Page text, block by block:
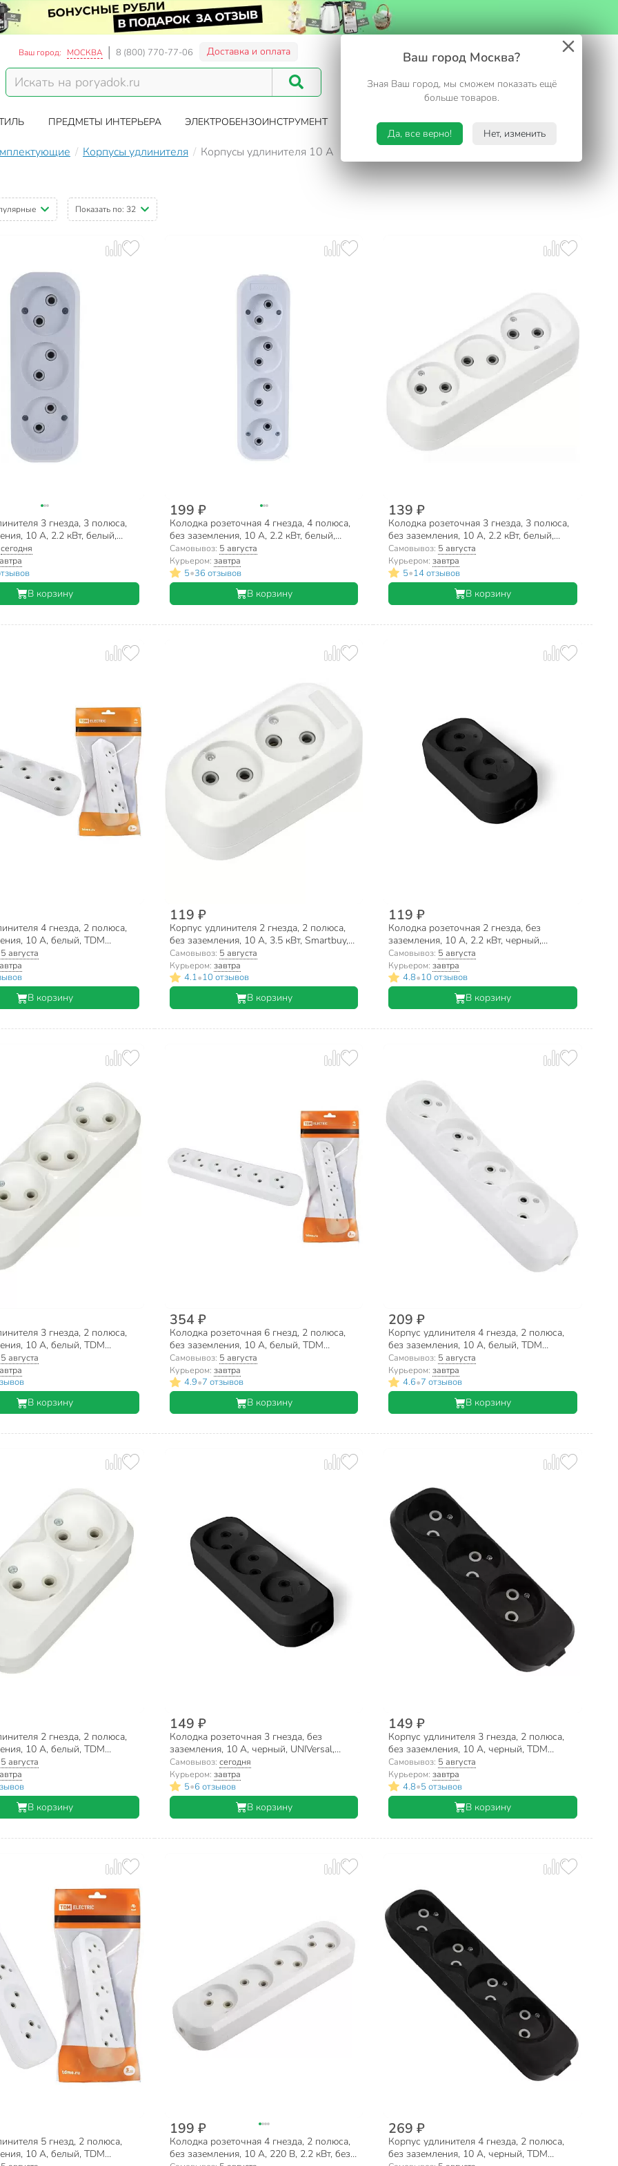
Ваш город Москва?
Зная Ваш город, мы сможем показать ещё
больше товаров.
Да, все верно! Нет, изменить
Ваш город: МОСКВА 8 (800) 770-77-06 Доставка и оплата
Корзина
ПРЕДМЕТЫ ИНТЕРЬЕРА ЭЛЕКТРОБЕНЗОИНСТРУМЕНТ САД И ОГОРОД ТУРИЗМ. ОТДЫХ НА ДАЧЕ
Корпусы удлинителя Корпусы удлинителя 10 А
Показать по: 32
3 гнезда, 3 полюса,
10 А, 2.2 кВт, белый,
сегодня
В корзину
199 ₽
Колодка розеточная 4 гнезда, 4 полюса,
без заземления, 10 А, 2.2 кВт, белый,
UNIVersal, E204
Самовывоз: 5 августа
Курьером: завтра
5•36 отзывов
В корзину
139 ₽
Колодка розеточная 3 гнезда, 3 полюса,
без заземления, 10 А, 2.2 кВт, белый,
Smartbuy, SBE-10-3-00-N
Самовывоз: 5 августа
Курьером:завтра
5•14 отзывов
В корзину
4 гнезда, 2 полюса,
10 А, белый, TDM
0011
5 августа
В корзину
119 ₽
Корпус удлинителя 2 гнезда, 2 полюса,
без заземления, 10 А, 3.5 кВт, Smartbuy,
SBE-10-2-00-N
Самовывоз: 5 августа
Курьером: завтра
4.1•10 отзывов
В корзину
119 ₽
Колодка розеточная 2 гнезда, без
заземления, 10 А, 2.2 кВт, черный,
UNIVersal, 1301
Самовывоз: 5 августа
Курьером:завтра
4.8•10 отзывов
В корзину
3 гнезда, 2 полюса,
10 А, белый, TDM
SQ1806-0416
5 августа
В корзину
354 ₽
Колодка розеточная 6 гнезд, 2 полюса,
без заземления, 10 А, белый, TDM
Electric, SQ1806-0038
Самовывоз: 5 августа
Курьером: завтра
4.9•7 отзывов
В корзину
209 ₽
Корпус удлинителя 4 гнезда, 2 полюса,
без заземления, 10 А, белый, TDM
Electric, Народная, SQ1806-0419
Самовывоз: 5 августа
Курьером:завтра
4.6•7 отзывов
В корзину
2 гнезда, 2 полюса,
10 А, белый, TDM
SQ1806-0413
5 августа
В корзину
149 ₽
Колодка розеточная 3 гнезда, без
заземления, 10 А, черный, UNIVersal,
1305
Самовывоз: сегодня
Курьером: завтра
5•6 отзывов
В корзину
149 ₽
Корпус удлинителя 3 гнезда, 2 полюса,
без заземления, 10 А, черный, TDM
Electric, Народная, SQ1806-0425
Самовывоз: 5 августа
Курьером:завтра
4.8•5 отзывов
В корзину
5 гнезд, 2 полюса,
10 А, белый, TDM
199 ₽
Колодка розеточная 4 гнезда, 2 полюса,
без заземления, 10 А, 220 В, 2.2 кВт, без
269 ₽
Корпус удлинителя 4 гнезда, 2 полюса,
без заземления, 10 А, черный, TDM